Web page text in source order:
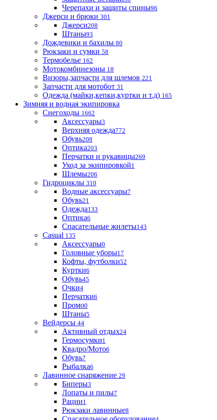
Черепахи и защиты спины96
Джерси и брюки 301
Джерси208
Штаны93
Дождевики и бахилы 80
Рюкзаки и сумки 58
Термобелье 162
Мотокомбинезоны 18
Визоры,запчасти для шлемов 221
Запчасти для мотобот 31
Одежда (майки,кепки,куртки и т.д) 165
Зимняя и водная экипировка
Снегоходы 1662
Аксессуары3
Верхняя одежда772
Обувь208
Оптика203
Перчатки и рукавицы269
Уход за экипировкой1
Шлемы206
Гидроциклы 310
Водные аксессуары7
Обувь21
Одежда133
Оптика6
Спасательные жилеты143
Casual 135
Аксессуары0
Головные уборы17
Кофты, футболки52
Куртки6
Обувь45
Очки4
Перчатки6
Промо0
Штаны5
Вейдерсы 44
Активный отдых24
Гермосумки1
Квадро/Мото6
Обувь7
Рыбалка6
Лавинное снаряжение 29
Биперы3
Лопаты и пилы7
Рации1
Рюкзаки лавинные8